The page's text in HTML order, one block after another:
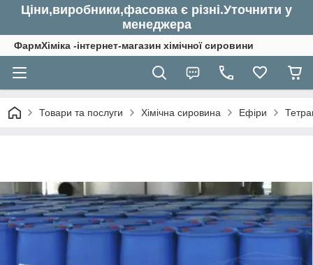
Ціни,виробники,фасовка є різні.Уточнити у
менеджера
ФармХіміка -інтернет-магазин хімічної сировини
Товари та послуги Хімічна сировина Ефіри